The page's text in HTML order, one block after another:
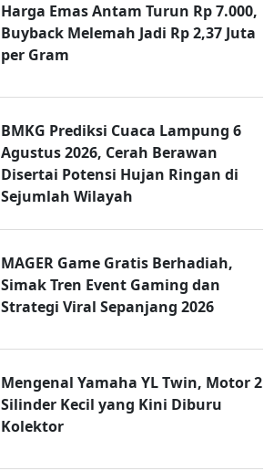
Harga Emas Antam Turun Rp 7.000,
Buyback Melemah Jadi Rp 2,37 Juta
per Gram
BMKG Prediksi Cuaca Lampung 6
Agustus 2026, Cerah Berawan
Disertai Potensi Hujan Ringan di
Sejumlah Wilayah
MAGER Game Gratis Berhadiah,
Simak Tren Event Gaming dan
Strategi Viral Sepanjang 2026
Mengenal Yamaha YL Twin, Motor 2
Silinder Kecil yang Kini Diburu
Kolektor